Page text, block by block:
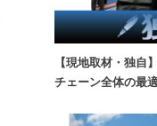
【現地取材・独自
チェーン全体の最